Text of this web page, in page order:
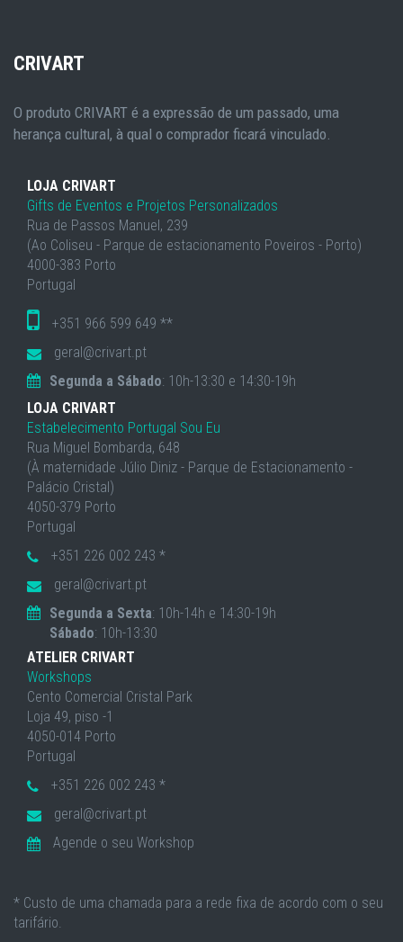
CRIVART
O produto CRIVART é a expressão de um passado, uma
herança cultural, à qual o comprador ficará vinculado.
LOJA CRIVART
Gifts de Eventos e Projetos Personalizados
Rua de Passos Manuel, 239
(Ao Coliseu - Parque de estacionamento Poveiros - Porto)
4000-383 Porto
Portugal
+351 966 599 649 **
geral@crivart.pt
Segunda a Sábado: 10h-13:30 e 14:30-19h
LOJA CRIVART
Estabelecimento Portugal Sou Eu
Rua Miguel Bombarda, 648
(À maternidade Júlio Diniz - Parque de Estacionamento -
Palácio Cristal)
4050-379 Porto
Portugal
+351 226 002 243 *
geral@crivart.pt
Segunda a Sexta: 10h-14h e 14:30-19h
Sábado: 10h-13:30
ATELIER CRIVART
Workshops
Cento Comercial Cristal Park
Loja 49, piso -1
4050-014 Porto
Portugal
+351 226 002 243 *
geral@crivart.pt
Agende o seu Workshop
* Custo de uma chamada para a rede fixa de acordo com o seu
tarifário.